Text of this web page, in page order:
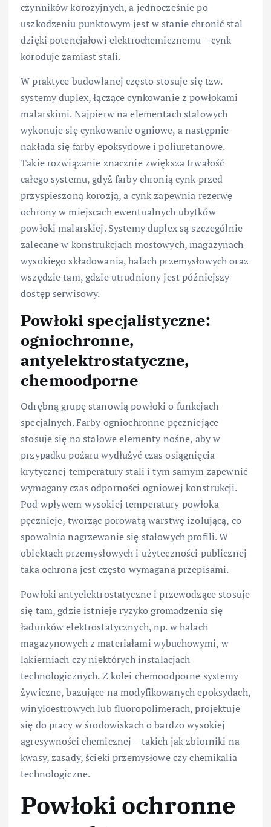
czynników korozyjnych, a jednocześnie po
uszkodzeniu punktowym jest w stanie chronić stal
dzięki potencjałowi elektrochemicznemu – cynk
koroduje zamiast stali.
W praktyce budowlanej często stosuje się tzw.
systemy duplex, łączące cynkowanie z powłokami
malarskimi. Najpierw na elementach stalowych
wykonuje się cynkowanie ogniowe, a następnie
nakłada się farby epoksydowe i poliuretanowe.
Takie rozwiązanie znacznie zwiększa trwałość
całego systemu, gdyż farby chronią cynk przed
przyspieszoną korozją, a cynk zapewnia rezerwę
ochrony w miejscach ewentualnych ubytków
powłoki malarskiej. Systemy duplex są szczególnie
zalecane w konstrukcjach mostowych, magazynach
wysokiego składowania, halach przemysłowych oraz
wszędzie tam, gdzie utrudniony jest późniejszy
dostęp serwisowy.
Powłoki specjalistyczne:
ogniochronne,
antyelektrostatyczne,
chemoodporne
Odrębną grupę stanowią powłoki o funkcjach
specjalnych. Farby ogniochronne pęczniejące
stosuje się na stalowe elementy nośne, aby w
przypadku pożaru wydłużyć czas osiągnięcia
krytycznej temperatury stali i tym samym zapewnić
wymagany czas odporności ogniowej konstrukcji.
Pod wpływem wysokiej temperatury powłoka
pęcznieje, tworząc porowatą warstwę izolującą, co
spowalnia nagrzewanie się stalowych profili. W
obiektach przemysłowych i użyteczności publicznej
taka ochrona jest często wymagana przepisami.
Powłoki antyelektrostatyczne i przewodzące stosuje
się tam, gdzie istnieje ryzyko gromadzenia się
ładunków elektrostatycznych, np. w halach
magazynowych z materiałami wybuchowymi, w
lakierniach czy niektórych instalacjach
technologicznych. Z kolei chemoodporne systemy
żywiczne, bazujące na modyfikowanych epoksydach,
winyloestrowych lub fluoropolimerach, projektuje
się do pracy w środowiskach o bardzo wysokiej
agresywności chemicznej – takich jak zbiorniki na
kwasy, zasady, ścieki przemysłowe czy chemikalia
technologiczne.
Powłoki ochronne